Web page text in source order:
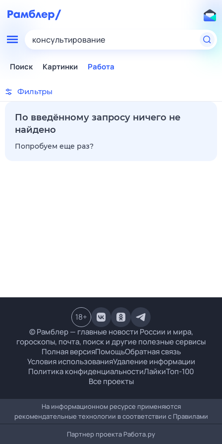
консультирование
Поиск Картинки Работа
Фильтры
По введённому запросу ничего не
найдено
Попробуем еще раз?
© Рамблер — главные новости России и мира,
гороскопы, почта, поиск и другие полезные сервисы
Полная версияПомощьОбратная связь
Условия использованияУдаление информации
Политика конфиденциальностиЛайкиТоп-100
Все проекты
18+
На информационном ресурсе применяются
рекомендательные технологии в соответствии с Правилами
Партнер проекта Работа.ру